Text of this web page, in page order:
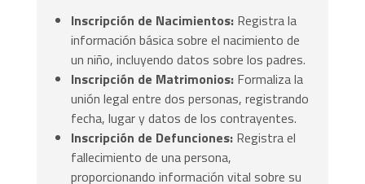
Inscripción de Nacimientos: Registra la
información básica sobre el nacimiento de
un niño, incluyendo datos sobre los padres.
Inscripción de Matrimonios: Formaliza la
unión legal entre dos personas, registrando
fecha, lugar y datos de los contrayentes.
Inscripción de Defunciones: Registra el
fallecimiento de una persona,
proporcionando información vital sobre su